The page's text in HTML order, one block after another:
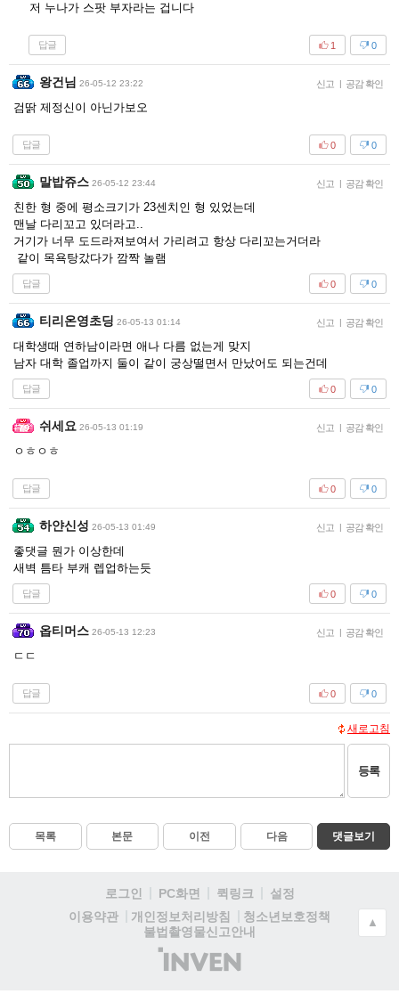
저 누나가 스팟 부자라는 겁니다
답글 0
1
왕건님 26-05-12 23:22 신고 | 공감 확인
검딹 제정신이 아닌가보오
답글 0
0
말밥쥬스 26-05-12 23:44 신고 | 공감 확인
친한 형 중에 평소크기가 23센치인 형 있었는데
맨날 다리꼬고 있더라고..
거기가 너무 도드라져보여서 가리려고 항상 다리꼬는거더라
같이 목욕탕갔다가 깜짝 놀램
답글 0
0
티리온영초딩 26-05-13 01:14 신고 | 공감 확인
대학생때 연하남이라면 애나 다름 없는게 맞지
남자 대학 졸업까지 둘이 같이 궁상떨면서 만났어도 되는건데
답글 0
0
쉬세요 26-05-13 01:19 신고 | 공감 확인
ㅇㅎㅇㅎ
답글 0
0
하얀신성 26-05-13 01:49 신고 | 공감 확인
좋댓글 뭔가 이상한데
새벽 틈타 부캐 렙업하는듯
답글 0
0
옵티머스 26-05-13 12:23 신고 | 공감 확인
ㄷㄷ
답글 0
0
새로고침
등록
목록 본문 이전 다음 댓글보기
로그인 PC화면 퀵링크
설정
이용약관
개인정보처리방침
청소년보호정책
불법촬영물신고안내
(주)
인
▲